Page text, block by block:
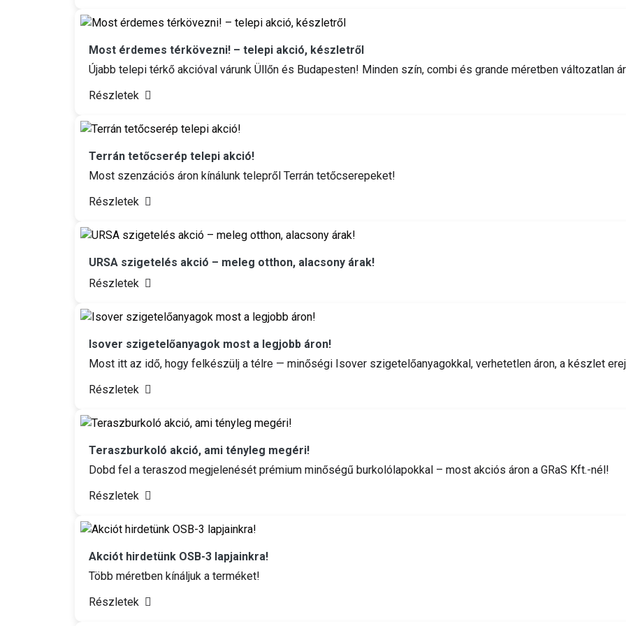
Most érdemes térkövezni! – telepi akció, készletről
Újabb telepi térkő akcióval várunk Üllőn és Budapesten! Minden szín, combi és grande méretben változatlan
Részletek
Terrán tetőcserép telepi akció!
Most szenzációs áron kínálunk telepről Terrán tetőcserepeket!
Részletek
URSA szigetelés akció – meleg otthon, alacsony árak!
Részletek
Isover szigetelőanyagok most a legjobb áron!
Most itt az idő, hogy felkészülj a télre — minőségi Isover szigetelőanyagokkal, verhetetlen áron, a készlet
Részletek
Teraszburkoló akció, ami tényleg megéri!
Dobd fel a teraszod megjelenését prémium minőségű burkolólapokkal – most akciós áron a GRaS Kft.-nél!
Részletek
Akciót hirdetünk OSB-3 lapjainkra!
Több méretben kínáljuk a terméket!
Részletek